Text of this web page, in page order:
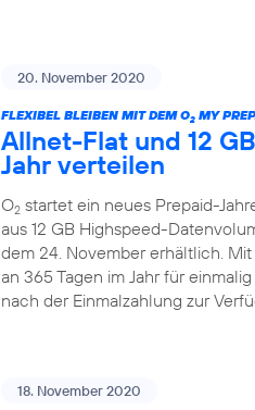
20. November 2020
FLEXIBEL BLEIBEN MIT DEM O2 MY
Allnet-Flat und 12
Jahr verteilen
O2 startet ein neues Prepaid-
aus 12 GB Highspeed-
dem 24. November erhältlich.
an 365 Tagen im Jahr für
nach der Einmalzahlung zur
18. November 2020